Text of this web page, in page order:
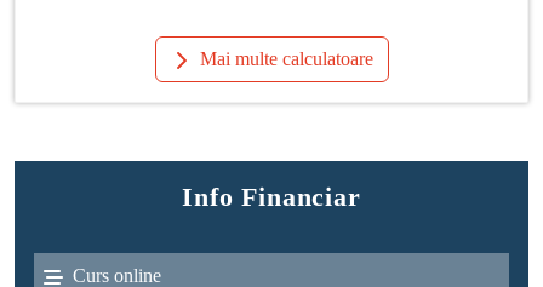
Mai multe calculatoare
Info Financiar
Curs online